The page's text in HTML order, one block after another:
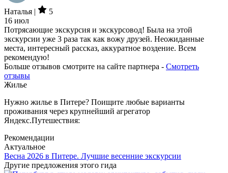
Наталья |
5
16 июл
Потрясающие экскурсия и экскурсовод! Была на этой
экскурсии уже 3 раза так как вожу друзей. Неожиданные
места, интересный рассказ, аккуратное воздение. Всем
рекомендую!
Больше отзывов смотрите на сайте партнера - Смотреть
отзывы
Жилье
Нужно жилье в Питере? Поищите любые варианты
проживания через крупнейший агрегатор
Яндекс.Путешествия:
Рекомендации
Актуальное
Весна 2026 в Питере. Лучшие весенние экскурсии
Другие предложения этого гида